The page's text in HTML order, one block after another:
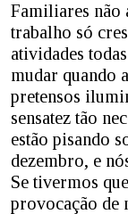
Familiares não
trabalho só
atividades
mudar quando
pretensos
sensatez tão
estão pisando
dezembro, e
Se tivermos
provocação de